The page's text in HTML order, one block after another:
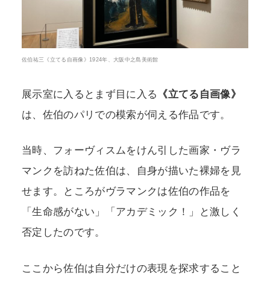
佐伯祐三《立てる自画像》1924年、大阪中之島美術館
展示室に入るとまず目に入る 《立てる自画像》
は、佐伯のパリでの模索が伺える作品です。
当時、フォーヴィスムをけん引した画家・ヴラ
マンクを訪ねた佐伯は、自身が描いた裸婦を見
せます。ところがヴラマンクは佐伯の作品を
「生命感がない」「アカデミック！」と激しく
否定したのです。
ここから佐伯は自分だけの表現を探求すること